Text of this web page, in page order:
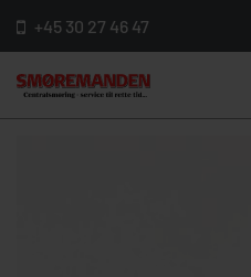
+45 30 27 46 47